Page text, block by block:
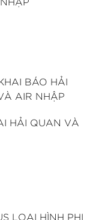
BÁO HẢI
AIR NHẬP
HẢI QUAN VÀ
LOẠI HÌNH PHI